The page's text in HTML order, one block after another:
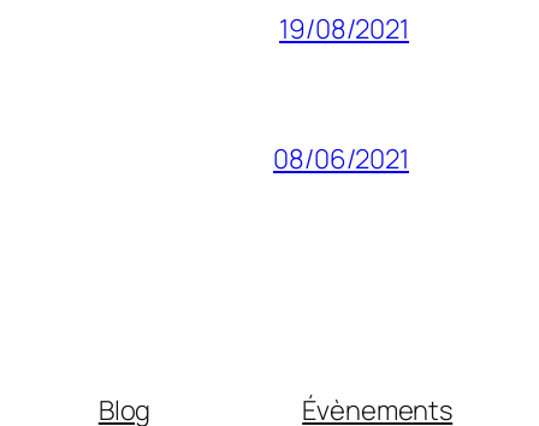
19/08/2021
08/06/2021
Blog Évènements